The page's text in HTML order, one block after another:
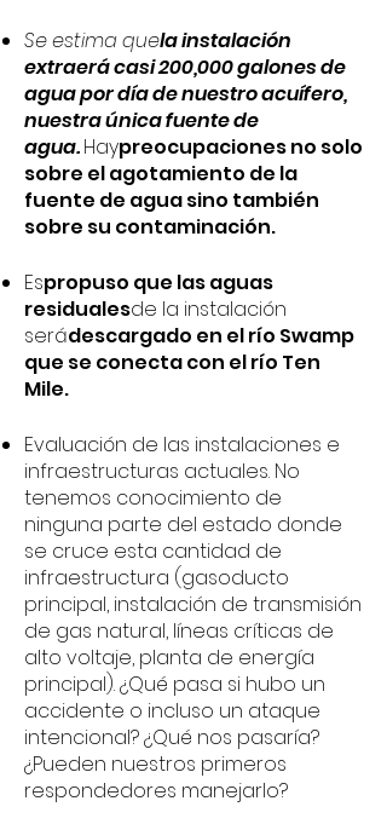
Se estima quela instalación
extraerá casi 200,000 galones de
agua por día de nuestro acuífero,
nuestra única fuente de
agua.Haypreocupaciones no solo
sobre el agotamiento de la
fuente de agua sino también
sobre su contaminación.
Espropuso que las aguas
residualesde la instalación
serádescargado en el río Swamp
que se conecta con el río Ten
Mile.
Evaluación de las instalaciones e
infraestructuras actuales. No
tenemos conocimiento de
ninguna parte del estado donde
se cruce esta cantidad de
infraestructura (gasoducto
principal, instalación de transmisión
de gas natural, líneas críticas de
alto voltaje, planta de energía
principal). ¿Qué pasa si hubo un
accidente o incluso un ataque
intencional? ¿Qué nos pasaría?
¿Pueden nuestros primeros
respondedores manejarlo?